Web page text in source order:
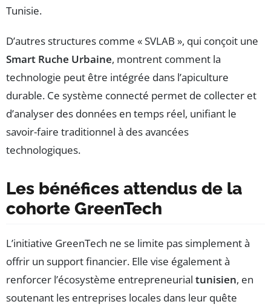
Tunisie.
D’autres structures comme « SVLAB », qui conçoit une
Smart Ruche Urbaine, montrent comment la
technologie peut être intégrée dans l’apiculture
durable. Ce système connecté permet de collecter et
d’analyser des données en temps réel, unifiant le
savoir-faire traditionnel à des avancées
technologiques.
Les bénéfices attendus de la
cohorte GreenTech
L’initiative GreenTech ne se limite pas simplement à
offrir un support financier. Elle vise également à
renforcer l’écosystème entrepreneurial tunisien, en
soutenant les entreprises locales dans leur quête